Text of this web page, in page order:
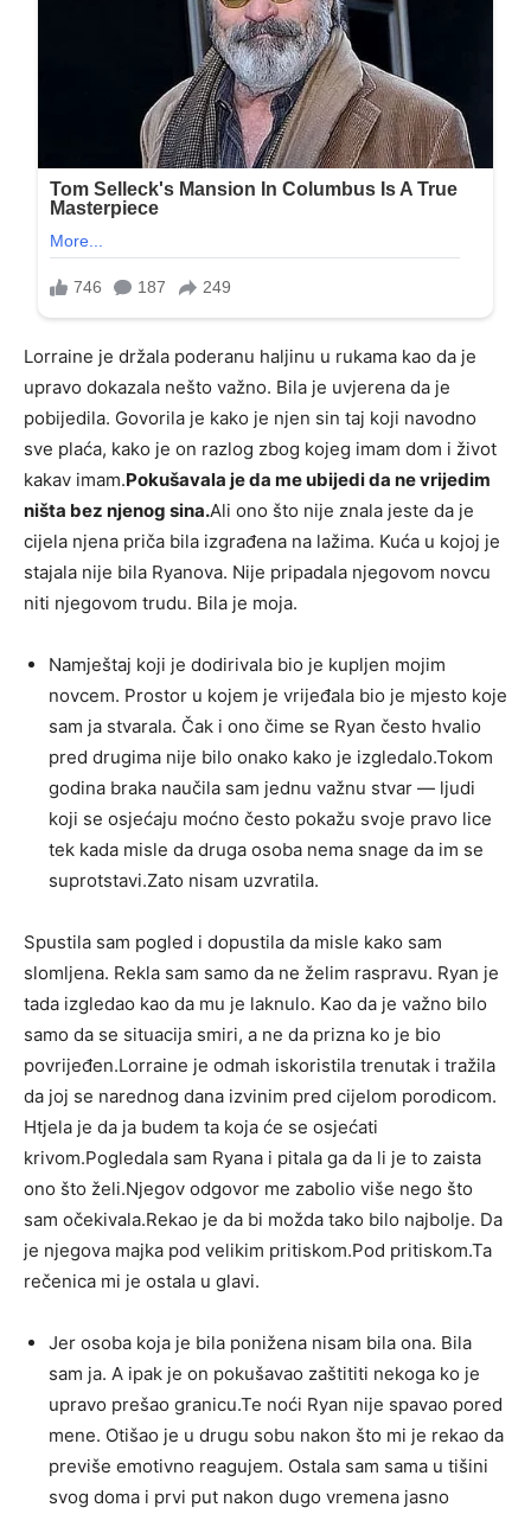
Lorraine je držala poderanu haljinu u rukama kao da je
upravo dokazala nešto važno. Bila je uvjerena da je
pobijedila. Govorila je kako je njen sin taj koji navodno
sve plaća, kako je on razlog zbog kojeg imam dom i život
kakav imam.Pokušavala je da me ubijedi da ne vrijedim
ništa bez njenog sina.Ali ono što nije znala jeste da je
cijela njena priča bila izgrađena na lažima. Kuća u kojoj je
stajala nije bila Ryanova. Nije pripadala njegovom novcu
niti njegovom trudu. Bila je moja.
Namještaj koji je dodirivala bio je kupljen mojim
novcem. Prostor u kojem je vrijeđala bio je mjesto koje
sam ja stvarala. Čak i ono čime se Ryan često hvalio
pred drugima nije bilo onako kako je izgledalo.Tokom
godina braka naučila sam jednu važnu stvar — ljudi
koji se osjećaju moćno često pokažu svoje pravo lice
tek kada misle da druga osoba nema snage da im se
suprotstavi.Zato nisam uzvratila.
Spustila sam pogled i dopustila da misle kako sam
slomljena. Rekla sam samo da ne želim raspravu. Ryan je
tada izgledao kao da mu je laknulo. Kao da je važno bilo
samo da se situacija smiri, a ne da prizna ko je bio
povrijeđen.Lorraine je odmah iskoristila trenutak i tražila
da joj se narednog dana izvinim pred cijelom porodicom.
Htjela je da ja budem ta koja će se osjećati
krivom.Pogledala sam Ryana i pitala ga da li je to zaista
ono što želi.Njegov odgovor me zabolio više nego što
sam očekivala.Rekao je da bi možda tako bilo najbolje. Da
je njegova majka pod velikim pritiskom.Pod pritiskom.Ta
rečenica mi je ostala u glavi.
Jer osoba koja je bila ponižena nisam bila ona. Bila
sam ja. A ipak je on pokušavao zaštititi nekoga ko je
upravo prešao granicu.Te noći Ryan nije spavao pored
mene. Otišao je u drugu sobu nakon što mi je rekao da
previše emotivno reagujem. Ostala sam sama u tišini
svog doma i prvi put nakon dugo vremena jasno